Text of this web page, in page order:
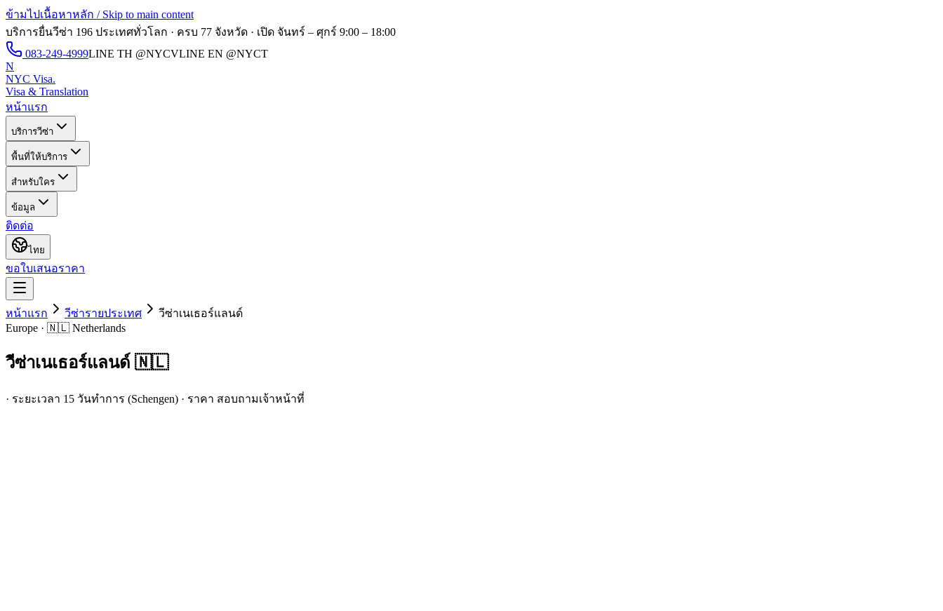
ข้ามไปเนื้อหาหลัก / Skip to main content
บริการยื่นวีซ่า 196 ประเทศทั่วโลก · ครบ 77 จังหวัด · เปิด จันทร์ – ศุกร์ 9:00 – 18:00
083-249-4999LINE TH @NYCVLINE EN @NYCT
N
NYC Visa.
Visa & Translation
หน้าแรก
บริการวีซ่า
พื้นที่ให้บริการ
สำหรับใคร
ข้อมูล
ติดต่อ
ไทย
ขอใบเสนอราคา
หน้าแรก วีซ่ารายประเทศ วีซ่าเนเธอร์แลนด์
Europe · 🇳🇱 Netherlands
วีซ่าเนเธอร์แลนด์ 🇳🇱
· ระยะเวลา 15 วันทำการ (Schengen) · ราคา สอบถามเจ้าหน้าที่